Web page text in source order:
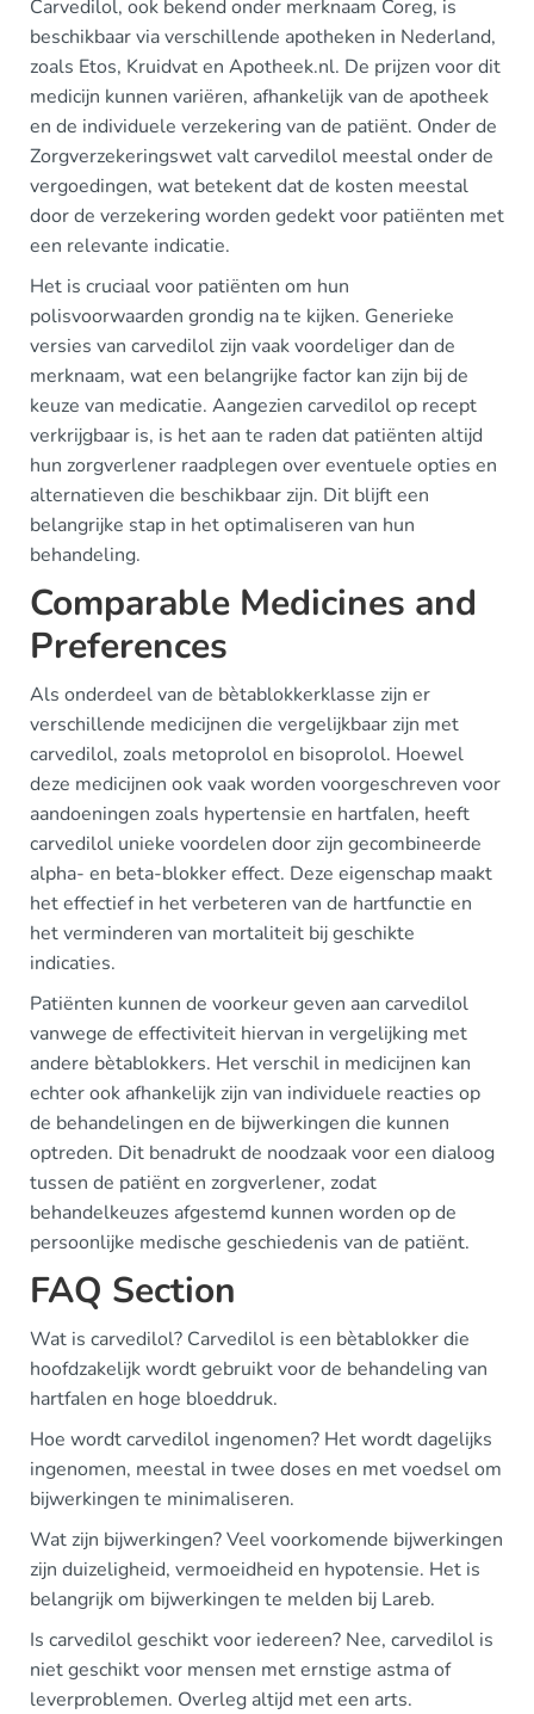
Carvedilol, ook bekend onder merknaam Coreg, is
beschikbaar via verschillende apotheken in Nederland,
zoals Etos, Kruidvat en Apotheek.nl. De prijzen voor dit
medicijn kunnen variëren, afhankelijk van de apotheek
en de individuele verzekering van de patiënt. Onder de
Zorgverzekeringswet valt carvedilol meestal onder de
vergoedingen, wat betekent dat de kosten meestal
door de verzekering worden gedekt voor patiënten met
een relevante indicatie.
Het is cruciaal voor patiënten om hun
polisvoorwaarden grondig na te kijken. Generieke
versies van carvedilol zijn vaak voordeliger dan de
merknaam, wat een belangrijke factor kan zijn bij de
keuze van medicatie. Aangezien carvedilol op recept
verkrijgbaar is, is het aan te raden dat patiënten altijd
hun zorgverlener raadplegen over eventuele opties en
alternatieven die beschikbaar zijn. Dit blijft een
belangrijke stap in het optimaliseren van hun
behandeling.
Comparable Medicines and
Preferences
Als onderdeel van de bètablokkerklasse zijn er
verschillende medicijnen die vergelijkbaar zijn met
carvedilol, zoals metoprolol en bisoprolol. Hoewel
deze medicijnen ook vaak worden voorgeschreven voor
aandoeningen zoals hypertensie en hartfalen, heeft
carvedilol unieke voordelen door zijn gecombineerde
alpha- en beta-blokker effect. Deze eigenschap maakt
het effectief in het verbeteren van de hartfunctie en
het verminderen van mortaliteit bij geschikte
indicaties.
Patiënten kunnen de voorkeur geven aan carvedilol
vanwege de effectiviteit hiervan in vergelijking met
andere bètablokkers. Het verschil in medicijnen kan
echter ook afhankelijk zijn van individuele reacties op
de behandelingen en de bijwerkingen die kunnen
optreden. Dit benadrukt de noodzaak voor een dialoog
tussen de patiënt en zorgverlener, zodat
behandelkeuzes afgestemd kunnen worden op de
persoonlijke medische geschiedenis van de patiënt.
FAQ Section
Wat is carvedilol? Carvedilol is een bètablokker die
hoofdzakelijk wordt gebruikt voor de behandeling van
hartfalen en hoge bloeddruk.
Hoe wordt carvedilol ingenomen? Het wordt dagelijks
ingenomen, meestal in twee doses en met voedsel om
bijwerkingen te minimaliseren.
Wat zijn bijwerkingen? Veel voorkomende bijwerkingen
zijn duizeligheid, vermoeidheid en hypotensie. Het is
belangrijk om bijwerkingen te melden bij Lareb.
Is carvedilol geschikt voor iedereen? Nee, carvedilol is
niet geschikt voor mensen met ernstige astma of
leverproblemen. Overleg altijd met een arts.